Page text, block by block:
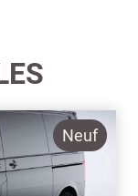
Neuf